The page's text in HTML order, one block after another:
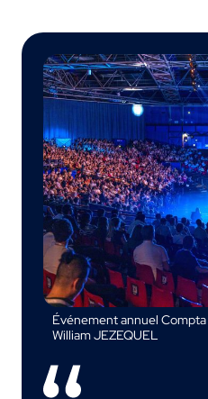
Événement annuel
William JEZEQUEL